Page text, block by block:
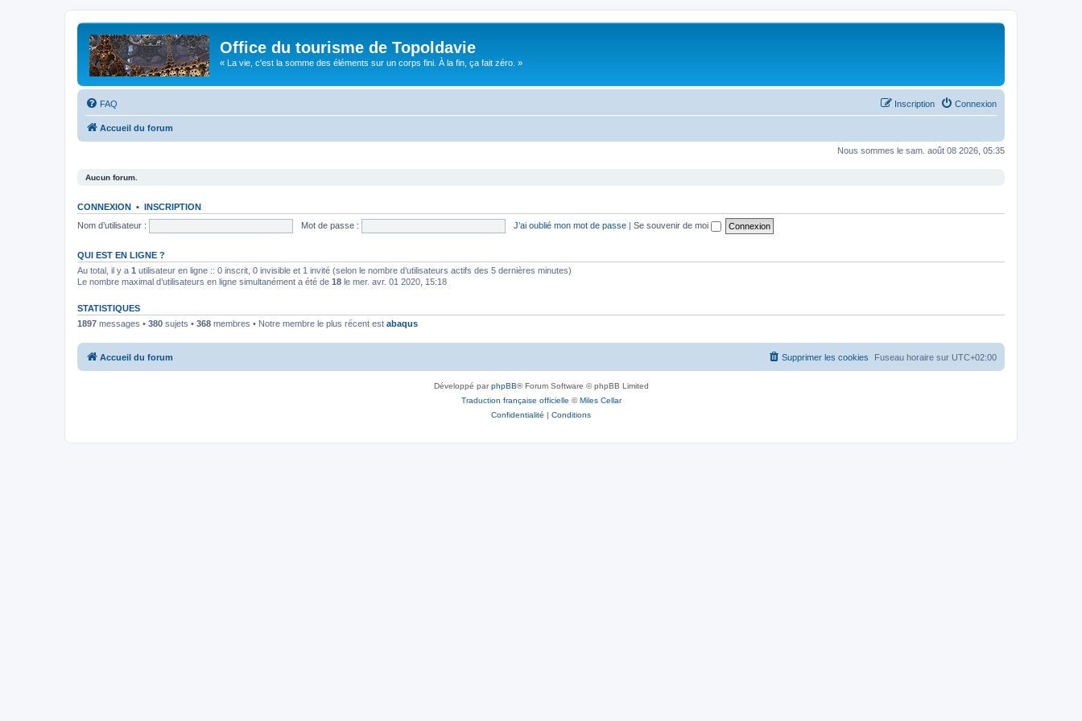
Office du tourisme de Topoldavie
« La vie, c'est la somme des éléments sur un corps fini. À la fin, ça fait zéro. »
FAQ Connexion
Inscription
Accueil du forum
Nous sommes le sam. août 08 2026, 05:35
Aucun forum.
CONNEXION • INSCRIPTION
Nom d’utilisateur :
Mot de passe : J’ai oublié mon mot de passe | Se souvenir de moi
QUI EST EN LIGNE ?
Au total, il y a 1 utilisateur en ligne :: 0 inscrit, 0 invisible et 1 invité (selon le nombre d’utilisateurs actifs des 5 dernières minutes)
Le nombre maximal d’utilisateurs en ligne simultanément a été de 18 le mer. avr. 01 2020, 15:18
STATISTIQUES
1897 messages • 380 sujets • 368 membres • Notre membre le plus récent est abaqus
Accueil du forum Fuseau horaire sur UTC+02:00
Supprimer les cookies
Développé parphpBB® Forum Software © phpBB Limited
Traduction française officielle ©Miles Cellar
Confidentialité | Conditions